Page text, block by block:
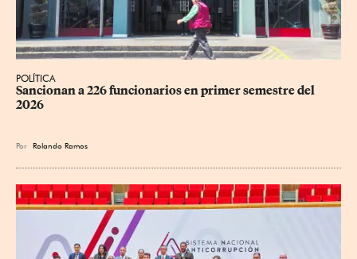
POLÍTICA
Sancionan a 226 funcionarios en primer semestre del
2026
Por Rolando Ramos